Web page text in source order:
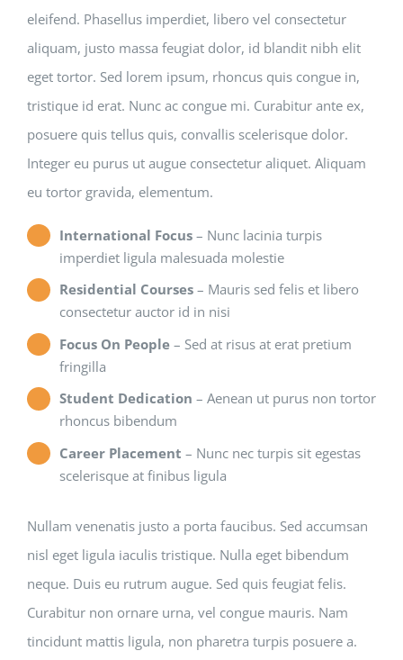
eleifend. Phasellus imperdiet, libero vel consectetur
aliquam, justo massa feugiat dolor, id blandit nibh elit
eget tortor. Sed lorem ipsum, rhoncus quis congue in,
tristique id erat. Nunc ac congue mi. Curabitur ante ex,
posuere quis tellus quis, convallis scelerisque dolor.
Integer eu purus ut augue consectetur aliquet. Aliquam
eu tortor gravida, elementum.
International Focus – Nunc lacinia turpis
imperdiet ligula malesuada molestie
Residential Courses – Mauris sed felis et libero
consectetur auctor id in nisi
Focus On People – Sed at risus at erat pretium
fringilla
Student Dedication – Aenean ut purus non tortor
rhoncus bibendum
Career Placement – Nunc nec turpis sit egestas
scelerisque at finibus ligula
Nullam venenatis justo a porta faucibus. Sed accumsan
nisl eget ligula iaculis tristique. Nulla eget bibendum
neque. Duis eu rutrum augue. Sed quis feugiat felis.
Curabitur non ornare urna, vel congue mauris. Nam
tincidunt mattis ligula, non pharetra turpis posuere a.